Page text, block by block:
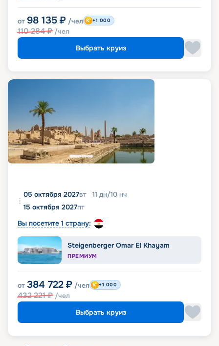
от 98 135 ₽ /чел
110 284₽ /чел
+1 000
Выбрать круиз
05 октября 2027вт 11 дн/10 нч
15 октября 2027пт
Вы посетите 1 страну:
Steigenberger Omar El Khayam
ПРЕМИУМ
от 384 722 ₽ /чел
432 221₽ /чел
+1 000
Выбрать круиз